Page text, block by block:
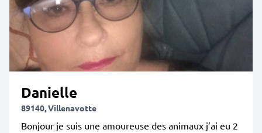
Danielle
89140, Villenavotte
Bonjour je suis une amoureuse des animaux j’ai eu 2